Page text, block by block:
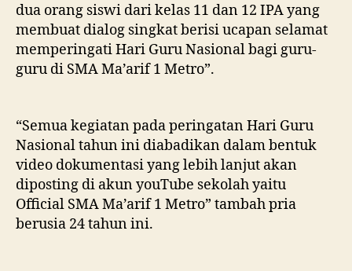
dua orang siswi dari kelas 11 dan 12 IPA yang
membuat dialog singkat berisi ucapan selamat
memperingati Hari Guru Nasional bagi guru-
guru di SMA Ma’arif 1 Metro”.
“Semua kegiatan pada peringatan Hari Guru
Nasional tahun ini diabadikan dalam bentuk
video dokumentasi yang lebih lanjut akan
diposting di akun youTube sekolah yaitu
Official SMA Ma’arif 1 Metro” tambah pria
berusia 24 tahun ini.